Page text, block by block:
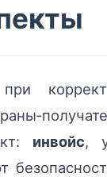
инвойс,